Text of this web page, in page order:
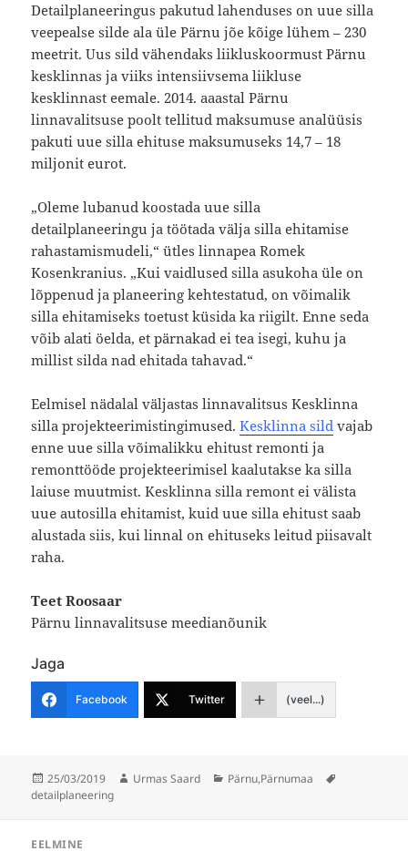
Detailplaneeringus pakutud lahenduses on uue silla
veepealse silde ala üle Pärnu jõe kõige lühem – 230
meetrit. Uus sild vähendaks liikluskoormust Pärnu
kesklinnas ja viiks intensiivsema liikluse
kesklinnast eemale. 2014. aaastal Pärnu
linnavalitsuse poolt tellitud maksumuse analüüsis
pakuti uue silla ehituse maksumuseks 14,7 – 18
miljonit eurot.
„Oleme lubanud koostada uue silla
detailplaneeringu ja töötada välja silla ehitamise
rahastamismudeli,“ ütles linnapea Romek
Kosenkranius. „Kui vaidlused silla asukoha üle on
lõppenud ja planeering kehtestatud, on võimalik
silla ehitamiseks toetust küsida ka riigilt. Enne seda
võib alati öelda, et pärnakad ei tea isegi, kuhu ja
millist silda nad ehitada tahavad.“
Eelmisel nädalal väljastas linnavalitsus Kesklinna
silla projekteerimistingimused.Kesklinna sild vajab
enne uue silla võimalikku ehitust remonti ja
remonttööde projekteerimisel kaalutakse ka silla
laiuse muutmist. Kesklinna silla remont ei välista
uue autosilla ehitamist, kuid uue silla ehitust saab
alustada siis, kui linnal on ehituseks leitud piisavalt
raha.
Teet Roosaar
Pärnu linnavalitsuse meedianõunik
Jaga
Facebook Twitter (veel...)
Postitatud
25/03/2019 Autor
Urmas Saard Rubriigid
Pärnu,Pärnumaa
detailplaneering
EELMINE